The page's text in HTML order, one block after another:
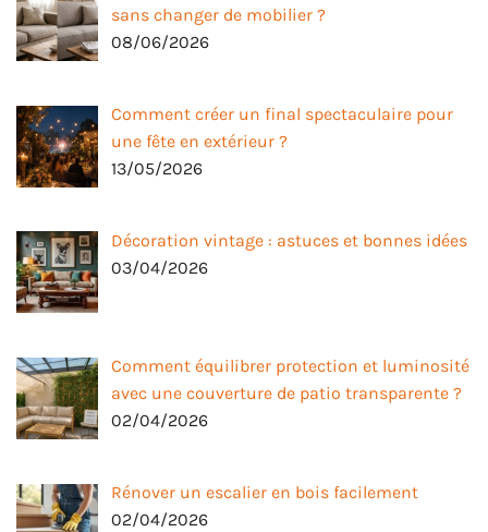
sans changer de mobilier ?
08/06/2026
Comment créer un final spectaculaire pour
une fête en extérieur ?
13/05/2026
Décoration vintage : astuces et bonnes idées
03/04/2026
Comment équilibrer protection et luminosité
avec une couverture de patio transparente ?
02/04/2026
Rénover un escalier en bois facilement
02/04/2026